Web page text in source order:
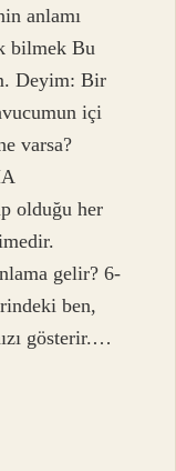
anlamı
bilmek Bu
Deyim: Bir
içi
varsa?
olduğu her
gelir? 6-
ben,
gösterir.…